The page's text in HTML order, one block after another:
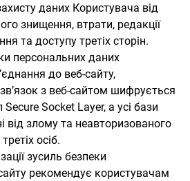
даних Користувача від
знищення, втрати, редакції
та доступу третіх сторін.
персональних даних
до веб-сайту,
з веб-сайтом шифрується
Socket Layer, а усі бази
від злому та неавторизованого
осіб.
зусиль безпеки
рекомендує користувачам